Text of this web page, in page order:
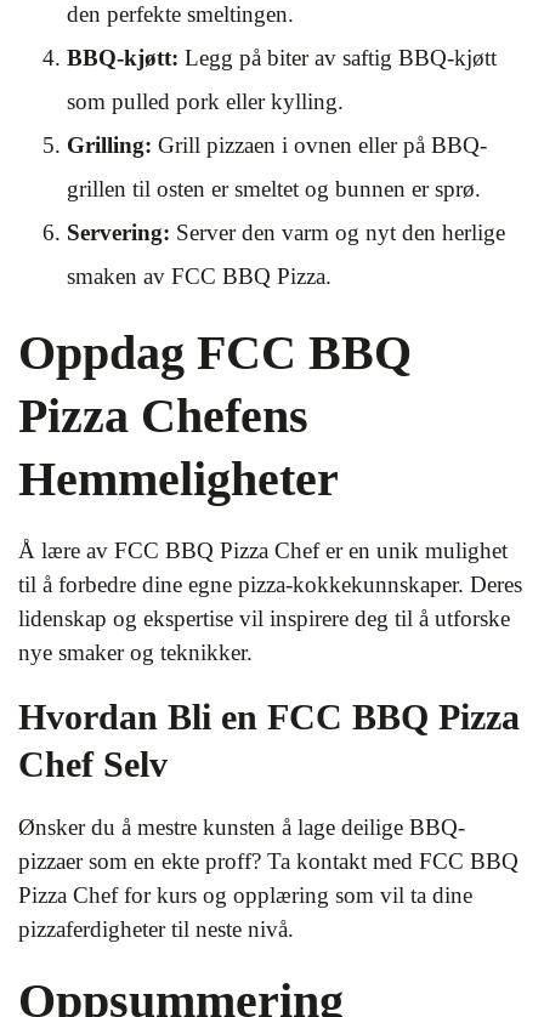
den perfekte smeltingen.
BBQ-kjøtt: Legg på biter av saftig BBQ-kjøtt
som pulled pork eller kylling.
Grilling: Grill pizzaen i ovnen eller på BBQ-
grillen til osten er smeltet og bunnen er sprø.
Servering: Server den varm og nyt den herlige
smaken av FCC BBQ Pizza.
Oppdag FCC BBQ
Pizza Chefens
Hemmeligheter
Å lære av FCC BBQ Pizza Chef er en unik mulighet
til å forbedre dine egne pizza-kokkekunnskaper. Deres
lidenskap og ekspertise vil inspirere deg til å utforske
nye smaker og teknikker.
Hvordan Bli en FCC BBQ Pizza
Chef Selv
Ønsker du å mestre kunsten å lage deilige BBQ-
pizzaer som en ekte proff? Ta kontakt med FCC BBQ
Pizza Chef for kurs og opplæring som vil ta dine
pizzaferdigheter til neste nivå.
Oppsummering